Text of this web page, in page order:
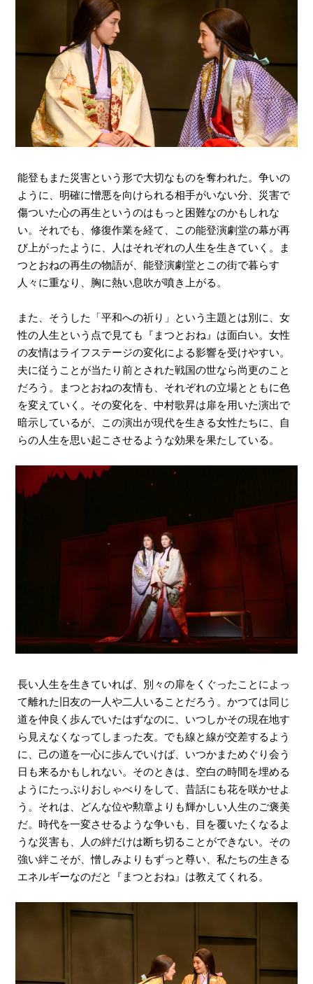
能登もまた災害という形で大切なものを奪われた。争いの
ように、明確に憎悪を向けられる相手がいない分、災害で
傷ついた心の再生というのはもっと困難なのかもしれな
い。それでも、修復作業を経て、この能登演劇堂の幕が再
び上がったように、人はそれぞれの人生を生きていく。ま
つとおねの再生の物語が、能登演劇堂とこの街で暮らす
人々に重なり、胸に熱い息吹が噴き上がる。
また、そうした「平和への祈り」という主題とは別に、女
性の人生という点で見ても『まつとおね』は面白い。女性
の友情はライフステージの変化による影響を受けやすい。
夫に従うことが当たり前とされた戦国の世なら尚更のこと
だろう。まつとおねの友情も、それぞれの立場とともに色
を変えていく。その変化を、中村歌昇は扉を用いた演出で
暗示しているが、この演出が現代を生きる女性たちに、自
らの人生を思い起こさせるような効果を果たしている。
長い人生を生きていれば、別々の扉をくぐったことによっ
て離れた旧友の一人や二人いることだろう。かつては同じ
道を仲良く歩んでいたはずなのに、いつしかその現在地す
ら見えなくなってしまった友。でも線と線が交差するよう
に、己の道を一心に歩んでいけば、いつかまためぐり会う
日も来るかもしれない。そのときは、空白の時間を埋める
ようにたっぷりおしゃべりをして、昔話にも花を咲かせよ
う。それは、どんな位や勲章よりも輝かしい人生のご褒美
だ。時代を一変させるような争いも、目を覆いたくなるよ
うな災害も、人の絆だけは断ち切ることができない。その
強い絆こそが、憎しみよりもずっと尊い、私たちの生きる
エネルギーなのだと『まつとおね』は教えてくれる。